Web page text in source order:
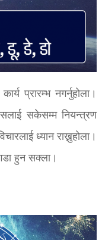
प्रारम्भ नगर्नुहोला।
सकेसम्म नियन्त्रण
ध्यान राख्नुहोला।
हुन सक्ला।